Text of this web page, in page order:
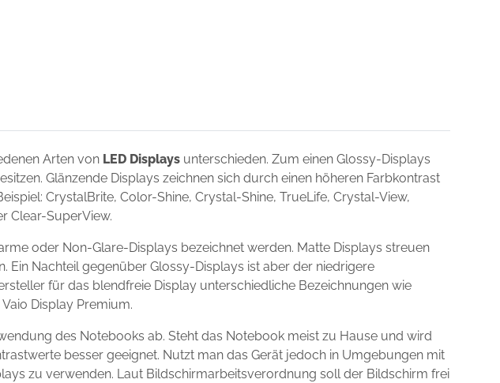
Arten von LED Displays unterschieden. Zum einen Glossy-Displays
Glänzende Displays zeichnen sich durch einen höheren Farbkontrast
CrystalBrite, Color-Shine, Crystal-Shine, TrueLife, Crystal-View,
Clear-SuperView.
oder Non-Glare-Displays bezeichnet werden. Matte Displays streuen
Ein Nachteil gegenüber Glossy-Displays ist aber der niedrigere
für das blendfreie Display unterschiedliche Bezeichnungen wie
Display Premium.
des Notebooks ab. Steht das Notebook meist zu Hause und wird
besser geeignet. Nutzt man das Gerät jedoch in Umgebungen mit
zu verwenden. Laut Bildschirmarbeitsverordnung soll der Bildschirm frei